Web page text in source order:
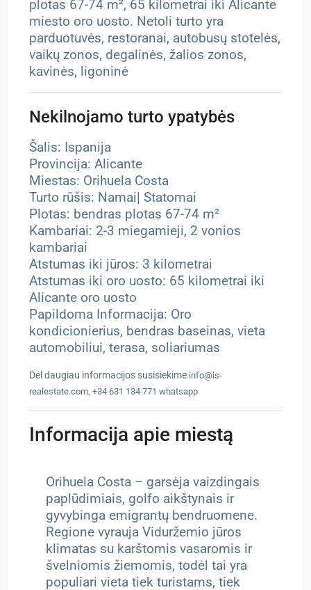
plotas 67-74 m², 65 kilometrai iki Alicante
miesto oro uosto. Netoli turto yra
parduotuvės, restoranai, autobusų stotelės,
vaikų zonos, degalinės, žalios zonos,
kavinės, ligoninė
Nekilnojamo turto ypatybės
Šalis: Ispanija
Provincija: Alicante
Miestas: Orihuela Costa
Turto rūšis: Namai| Statomai
Plotas: bendras plotas 67-74 m²
Kambariai: 2-3 miegamieji, 2 vonios
kambariai
Atstumas iki jūros: 3 kilometrai
Atstumas iki oro uosto: 65 kilometrai iki
Alicante oro uosto
Papildoma Informacija: Oro
kondicionierius, bendras baseinas, vieta
automobiliui, terasa, soliariumas
Dėl daugiau informacijos susisiekime info@is-
realestate.com, +34 631 134 771 whatsapp
Informacija apie miestą
Orihuela Costa – garsėja vaizdingais
paplūdimiais, golfo aikštynais ir
gyvybinga emigrantų bendruomene.
Regione vyrauja Viduržemio jūros
klimatas su karštomis vasaromis ir
švelniomis žiemomis, todėl tai yra
populiari vieta tiek turistams, tiek